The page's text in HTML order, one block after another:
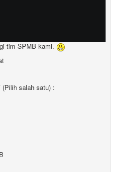
tim SPMB kami.
salah satu) :